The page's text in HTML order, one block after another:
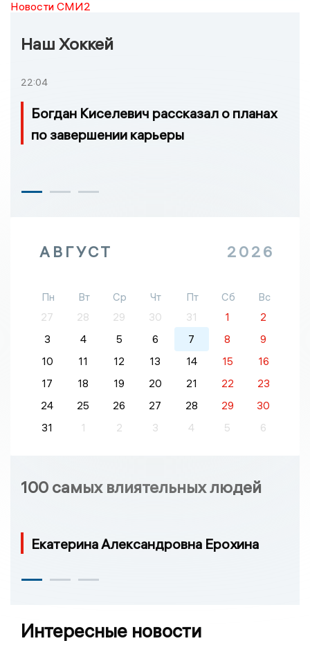
Новости СМИ2
Наш Хоккей
22:04
Богдан Киселевич рассказал о планах
по завершении карьеры
АВГУСТ 2026
Пн Вт Ср Чт Пт Сб
Вс
27
28 29 30 31 1
2
3
4 5 6 7 8
9
10
11 12 13 14 15
16
17
18 19 20 21 22
23
24
25 26 27 28 29
30
31
1 2 3 4 5 6
100 самых влиятельных людей
Екатерина Александровна Ерохина
Интересные новости